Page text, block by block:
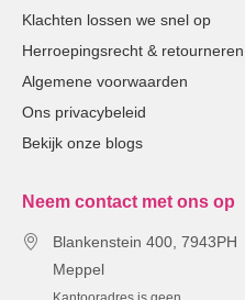
Klachten lossen we snel op
Herroepingsrecht & retourneren
Algemene voorwaarden
Ons privacybeleid
Bekijk onze blogs
Neem contact met ons op
Blankenstein 400, 7943PH
Meppel